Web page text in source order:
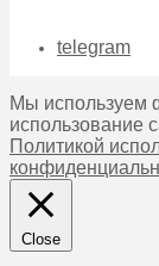
telegram
Мы используем
использование
Политикой
Close